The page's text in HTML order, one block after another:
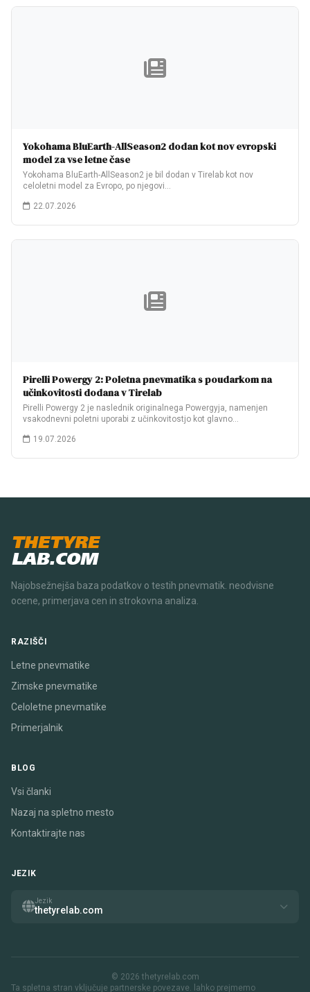
Yokohama BluEarth-AllSeason2 dodan kot nov evropski
model za vse letne čase
Yokohama BluEarth-AllSeason2 je bil dodan v Tirelab kot nov
celoletni model za Evropo, po njegovi…
22.07.2026
Pirelli Powergy 2: Poletna pnevmatika s poudarkom na
učinkovitosti dodana v Tirelab
Pirelli Powergy 2 je naslednik originalnega Powergyja, namenjen
vsakodnevni poletni uporabi z učinkovitostjo kot glavno…
19.07.2026
THETYRE
LAB.COM
Najobsežnejša baza podatkov o testih pnevmatik. neodvisne
ocene, primerjava cen in strokovna analiza.
RAZIŠČI
Letne pnevmatike
Zimske pnevmatike
Celoletne pnevmatike
Primerjalnik
BLOG
Vsi članki
Nazaj na spletno mesto
Kontaktirajte nas
JEZIK
Jezik
thetyrelab.com
© 2026 thetyrelab.com
Ta spletna stran vključuje partnerske povezave. lahko prejmemo